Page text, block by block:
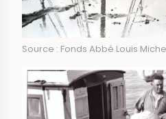
Source : Fonds Abbé Louis